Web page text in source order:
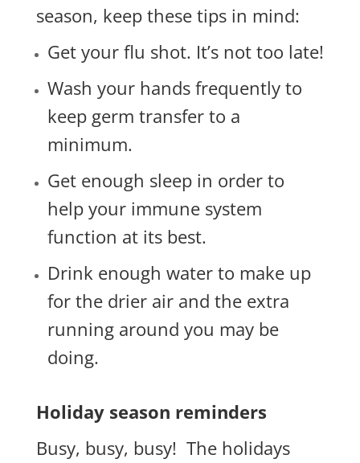
season, keep these tips in mind:
Get your flu shot. It’s not too late!
Wash your hands frequently to
keep germ transfer to a
minimum.
Get enough sleep in order to
help your immune system
function at its best.
Drink enough water to make up
for the drier air and the extra
running around you may be
doing.
Holiday season reminders
Busy, busy, busy! The holidays